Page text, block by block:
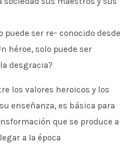
puede ser re- conocido desde
héroe, solo puede ser
desgracia?
los valores heroicos y los
enseñanza, es básica para
que se produce a
a la época